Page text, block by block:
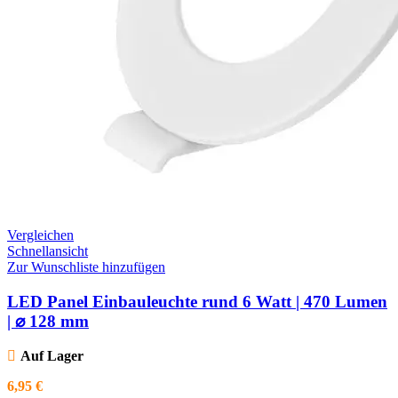
Vergleichen
Schnellansicht
Zur Wunschliste hinzufügen
LED Panel Einbauleuchte rund 6 Watt | 470 Lumen
| ⌀ 128 mm
Auf Lager
6,95 €